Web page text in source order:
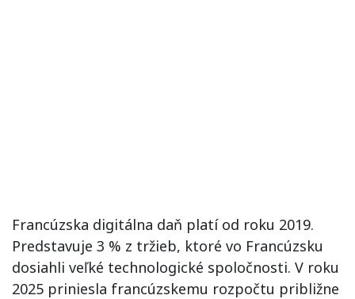
Francúzska digitálna daň platí od roku 2019.
Predstavuje 3 % z tržieb, ktoré vo Francúzsku
dosiahli veľké technologické spoločnosti. V roku
2025 priniesla francúzskemu rozpočtu približne